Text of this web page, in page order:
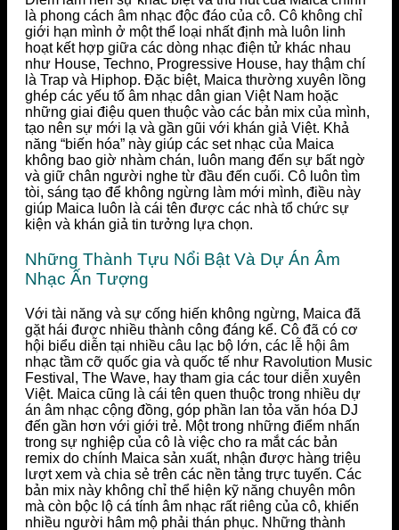
là phong cách âm nhạc độc đáo của cô. Cô không chỉ
giới hạn mình ở một thể loại nhất định mà luôn linh
hoạt kết hợp giữa các dòng nhạc điện tử khác nhau
như House, Techno, Progressive House, hay thậm chí
là Trap và Hiphop. Đặc biệt, Maica thường xuyên lồng
ghép các yếu tố âm nhạc dân gian Việt Nam hoặc
những giai điệu quen thuộc vào các bản mix của mình,
tạo nên sự mới lạ và gần gũi với khán giả Việt. Khả
năng “biến hóa” này giúp các set nhạc của Maica
không bao giờ nhàm chán, luôn mang đến sự bất ngờ
và giữ chân người nghe từ đầu đến cuối. Cô luôn tìm
tòi, sáng tạo để không ngừng làm mới mình, điều này
giúp Maica luôn là cái tên được các nhà tổ chức sự
kiện và khán giả tin tưởng lựa chọn.
Những Thành Tựu Nổi Bật Và Dự Án Âm
Nhạc Ấn Tượng
Với tài năng và sự cống hiến không ngừng, Maica đã
gặt hái được nhiều thành công đáng kể. Cô đã có cơ
hội biểu diễn tại nhiều câu lạc bộ lớn, các lễ hội âm
nhạc tầm cỡ quốc gia và quốc tế như Ravolution Music
Festival, The Wave, hay tham gia các tour diễn xuyên
Việt. Maica cũng là cái tên quen thuộc trong nhiều dự
án âm nhạc cộng đồng, góp phần lan tỏa văn hóa DJ
đến gần hơn với giới trẻ. Một trong những điểm nhấn
trong sự nghiệp của cô là việc cho ra mắt các bản
remix do chính Maica sản xuất, nhận được hàng triệu
lượt xem và chia sẻ trên các nền tảng trực tuyến. Các
bản mix này không chỉ thể hiện kỹ năng chuyên môn
mà còn bộc lộ cá tính âm nhạc rất riêng của cô, khiến
nhiều người hâm mộ phải thán phục. Những thành